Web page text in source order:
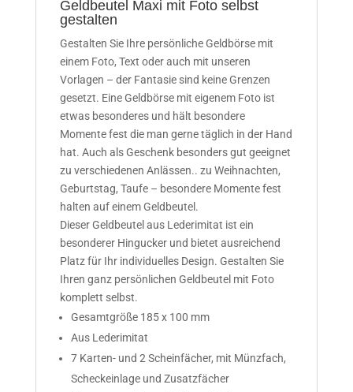
Geldbeutel Maxi mit Foto selbst
gestalten
Gestalten Sie Ihre persönliche Geldbörse mit
einem Foto, Text oder auch mit unseren
Vorlagen – der Fantasie sind keine Grenzen
gesetzt. Eine Geldbörse mit eigenem Foto ist
etwas besonderes und hält besondere
Momente fest die man gerne täglich in der Hand
hat. Auch als Geschenk besonders gut geeignet
zu verschiedenen Anlässen.. zu Weihnachten,
Geburtstag, Taufe – besondere Momente fest
halten auf einem Geldbeutel.
Dieser Geldbeutel aus Lederimitat ist ein
besonderer Hingucker und bietet ausreichend
Platz für Ihr individuelles Design. Gestalten Sie
Ihren ganz persönlichen Geldbeutel mit Foto
komplett selbst.
Gesamtgröße 185 x 100 mm
Aus Lederimitat
7 Karten- und 2 Scheinfächer, mit Münzfach,
Scheckeinlage und Zusatzfächer